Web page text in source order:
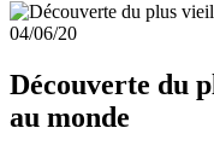
04/06/20
Découverte du
au monde